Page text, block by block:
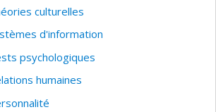
culturelles
d'information
psychologiques
humaines